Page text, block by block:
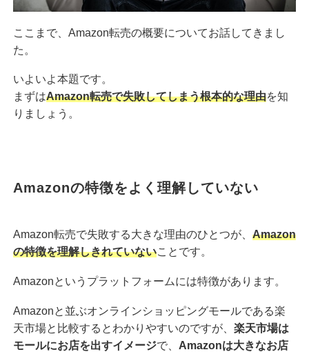
ここまで、Amazon転売の概要についてお話してきまし
た。
いよいよ本題です。
まずはAmazon転売で失敗してしまう根本的な理由を知
りましょう。
Amazonの特徴をよく理解していない
Amazon転売で失敗する大きな理由のひとつが、 Amazon
の特徴を理解しきれていないことです。
Amazonというプラットフォームには特徴があります。
Amazonと並ぶオンラインショッピングモールである楽
天市場と比較するとわかりやすいのですが、 楽天市場は
モールにお店を出すイメージで、 Amazonは大きなお店